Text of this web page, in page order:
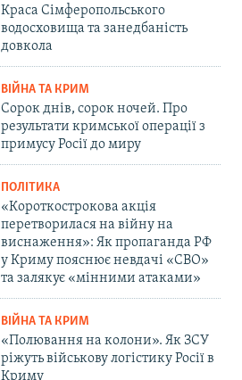
Краса Сімферопольського
водосховища та занедбаність
довкола
ВІЙНА ТА КРИМ
Сорок днів, сорок ночей. Про
результати кримської операції з
примусу Росії до миру
ПОЛІТИКА
«Короткострокова акція
перетворилася на війну на
виснаження»: Як пропаганда РФ
у Криму пояснює невдачі «СВО»
та залякує «мінними атаками»
ВІЙНА ТА КРИМ
«Полювання на колони». Як ЗСУ
ріжуть військову логістику Росії в
Криму